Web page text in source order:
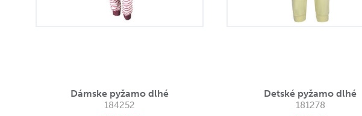
Dámske pyžamo dlhé
184252
Detské pyžamo dlhé
181278